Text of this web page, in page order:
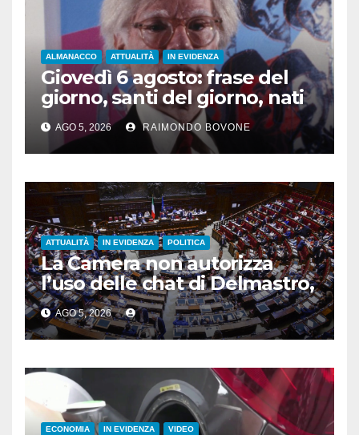
ALMANACCO ATTUALITÀ IN EVIDENZA
Giovedì 6 agosto: frase del
giorno, santi del giorno, nati
famosi, accadde oggi
AGO 5, 2026 RAIMONDO BOVONE
ATTUALITÀ IN EVIDENZA POLITICA
La Camera non autorizza
l’uso delle chat di Delmastro,
voto a scrutinio segreto
AGO 5, 2026
ECONOMIA IN EVIDENZA VIDEO